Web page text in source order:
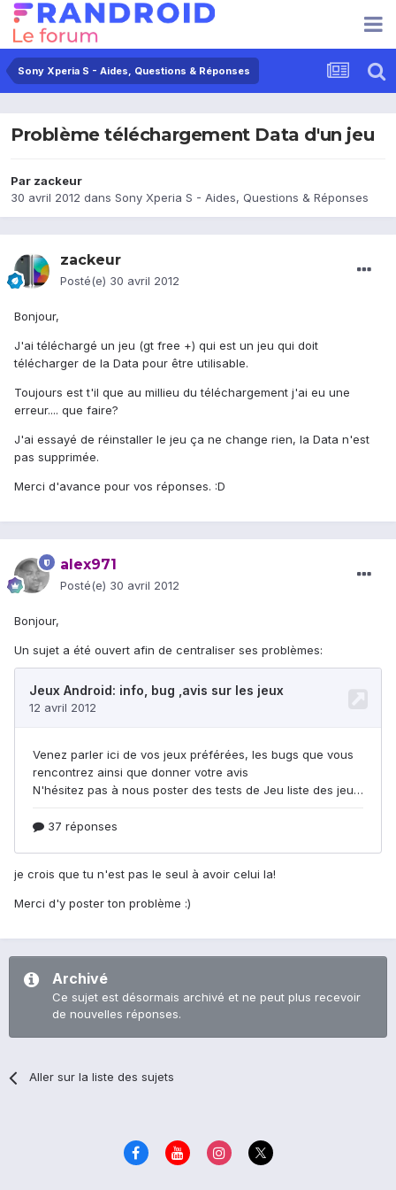
Sony Xperia S - Aides, Questions & Réponses
Problème téléchargement Data d'un jeu
Par zackeur
30 avril 2012 dans Sony Xperia S - Aides, Questions & Réponses
zackeur
Posté(e) 30 avril 2012
Bonjour,
J'ai téléchargé un jeu (gt free +) qui est un jeu qui doit
télécharger de la Data pour être utilisable.
Toujours est t'il que au millieu du téléchargement j'ai eu une
erreur.... que faire?
J'ai essayé de réinstaller le jeu ça ne change rien, la Data n'est
pas supprimée.
Merci d'avance pour vos réponses. :D
alex971
Posté(e) 30 avril 2012
Bonjour,
Un sujet a été ouvert afin de centraliser ses problèmes:
je crois que tu n'est pas le seul à avoir celui la!
Merci d'y poster ton problème :)
Archivé
Ce sujet est désormais archivé et ne peut plus recevoir
de nouvelles réponses.
Aller sur la liste des sujets